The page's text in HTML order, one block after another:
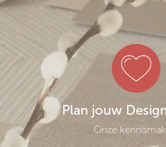
Plan jouw
Onze